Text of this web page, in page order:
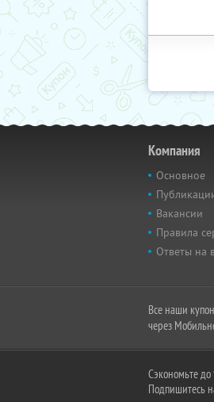
Компания
Основное
Вакансии
Правила
Ответы на
Все наши
через
Сэкономьте
Подпишитесь